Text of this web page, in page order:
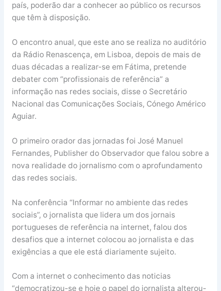
país, poderão dar a conhecer ao público os recursos
que têm à disposição.
O encontro anual, que este ano se realiza no auditório
da Rádio Renascença, em Lisboa, depois de mais de
duas décadas a realizar-se em Fátima, pretende
debater com “profissionais de referência” a
informação nas redes sociais, disse o Secretário
Nacional das Comunicações Sociais, Cónego Américo
Aguiar.
O primeiro orador das jornadas foi José Manuel
Fernandes, Publisher do Observador que falou sobre a
nova realidade do jornalismo com o aprofundamento
das redes sociais.
Na conferência “Informar no ambiente das redes
sociais”, o jornalista que lidera um dos jornais
portugueses de referência na internet, falou dos
desafios que a internet colocou ao jornalista e das
exigências a que ele está diariamente sujeito.
Com a internet o conhecimento das noticias
“democratizou-se e hoje o papel do jornalista alterou-